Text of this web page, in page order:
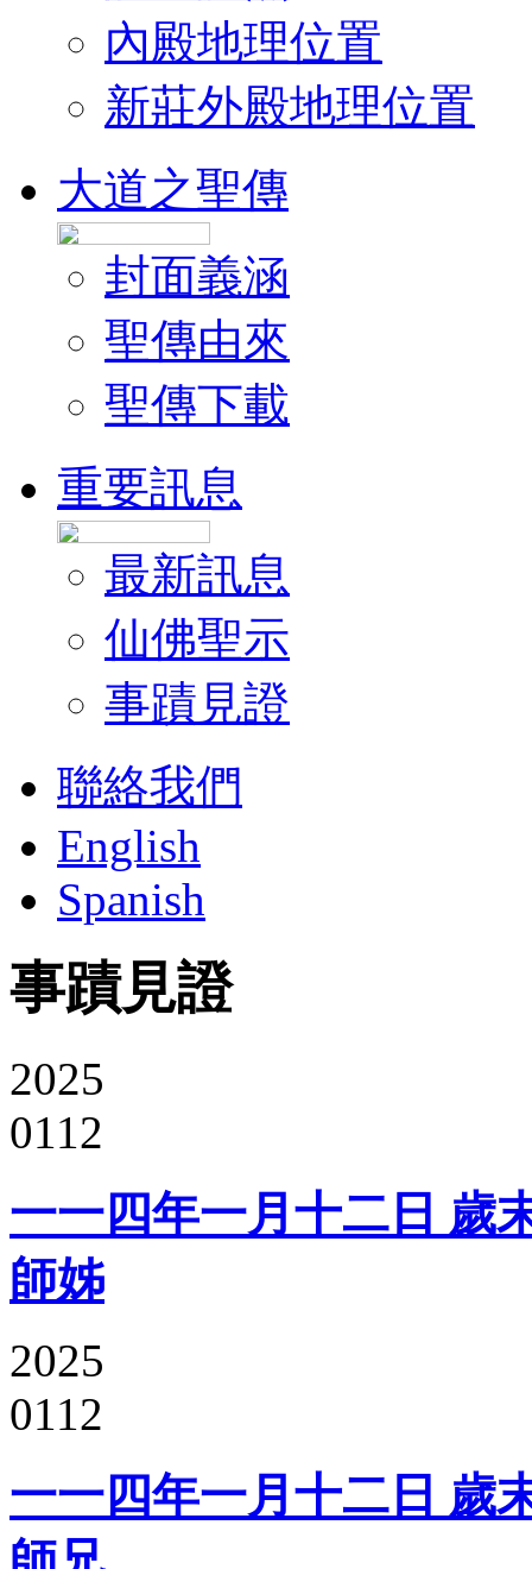
內殿地理位置
新莊外殿地理位置
大道之聖傳
封面義涵
聖傳由來
聖傳下載
重要訊息
最新訊息
仙佛聖示
事蹟見證
聯絡我們
English
Spanish
事蹟見證
2025
0112
一一四年一月十二日 歲
師姊
2025
0112
一一四年一月十二日 歲